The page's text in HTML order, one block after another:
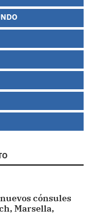
cónsules
Marsella,